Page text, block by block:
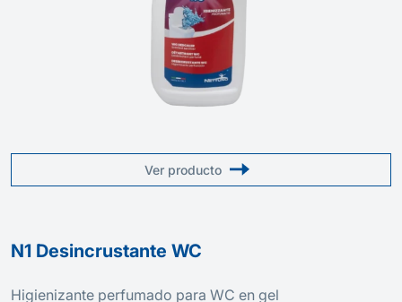
Ver producto
N1 Desincrustante WC
Higienizante perfumado para WC en gel